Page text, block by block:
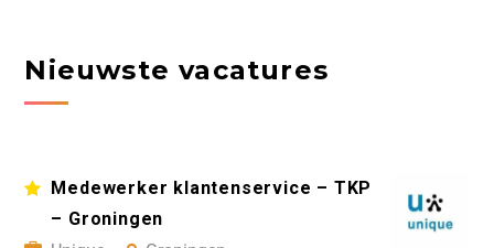
Nieuwste vacatures
Medewerker klantenservice – TKP
– Groningen